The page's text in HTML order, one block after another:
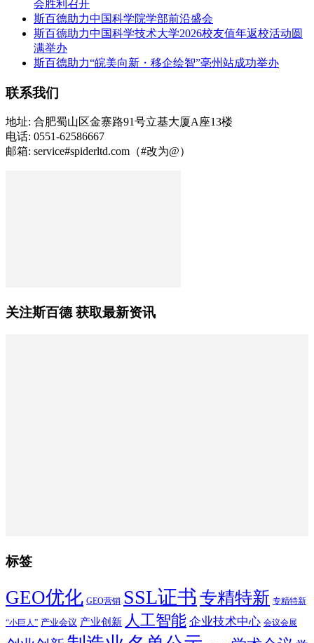
会胜利召开
斯百德助力中国科学院学部前沿盛会
斯百德助力中国科学技术大学2026校友值年返校活动圆
满举办
斯百德助力“皖美向新・移企绘智”亳州站成功举办
联系我们
地址: 合肥蜀山区金寨路91号立基大厦A座13楼
电话: 0551-62586667
邮箱: service#spiderltd.com（#改为@）
关注斯百德 获取最新资讯
标签
GEO优化 GEO营销 SSL证书 专精特新 专精特新
“小巨人” 产业会议 产业创新 人工智能 企业技术中心 会议会展